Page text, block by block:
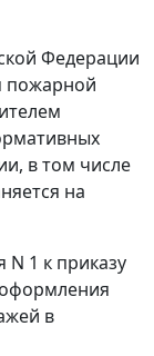
Федерации
пожарной
в том числе
на
1 к приказу
в